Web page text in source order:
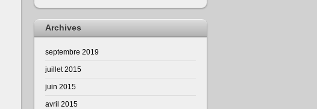
Archives
septembre 2019
juillet 2015
juin 2015
avril 2015